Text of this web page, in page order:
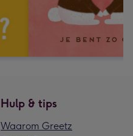
Hulp & tips
Waarom Greetz